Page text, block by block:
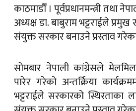
काठमाडौँ । पूर्वप्रधानमन्त्री तथा
अध्यक्ष डा. बाबुराम भट्टराईले
संयुक्त सरकार बनाउने प्रस्ताव
सोमबार नेपाली कांग्रेसले
पारेर गरेको अन्तर्क्रिया
भट्टराईले सरकारको स्थिरताका